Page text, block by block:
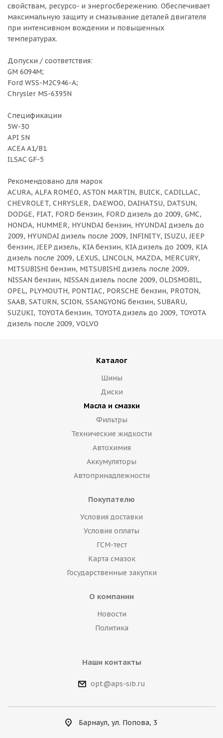
свойствам, ресурсо- и энергосбережению. Обеспечивает
максимальную защиту и смазывание деталей двигателя
при интенсивном вождении и повышенных
температурах.
Допуски / соответствия:
GM 6094M;
Ford WSS-M2C946-A;
Chrysler MS-6395N
Спецификации
5W-30
API SN
ACEA A1/B1
ILSAC GF-5
Рекомендовано для марок
ACURA, ALFA ROMEO, ASTON MARTIN, BUICK, CADILLAC,
CHEVROLET, CHRYSLER, DAEWOO, DAIHATSU, DATSUN,
DODGE, FIAT, FORD бензин, FORD дизель до 2009, GMC,
HONDA, HUMMER, HYUNDAI бензин, HYUNDAI дизель до
2009, HYUNDAI дизель после 2009, INFINITY, ISUZU, JEEP
бензин, JEEP дизель, KIA бензин, KIA дизель до 2009, KIA
дизель после 2009, LEXUS, LINCOLN, MAZDA, MERCURY,
MITSUBISHI бензин, MITSUBISHI дизель после 2009,
NISSAN бензин, NISSAN дизель после 2009, OLDSMOBIL,
OPEL, PLYMOUTH, PONTIAC, PORSCHE бензин, PROTON,
SAAB, SATURN, SCION, SSANGYONG бензин, SUBARU,
SUZUKI, TOYOTA бензин, TOYOTA дизель до 2009, TOYOTA
дизель после 2009, VOLVO
Каталог
Шины
Диски
Масла и смазки
Фильтры
Технические жидкости
Автохимия
Аккумуляторы
Автопринадлежности
Покупателю
Условия доставки
Условия оплаты
ГСМ-тест
Карта смазок
Государственные закупки
О компании
Новости
Политика
Наши контакты
opt@aps-sib.ru
Барнаул, ул. Попова, 3